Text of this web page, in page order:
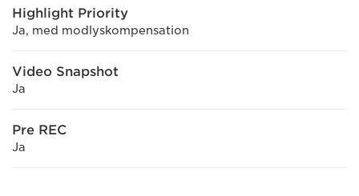
Highlight Priority
Ja, med modlyskompensation
Video Snapshot
Ja
Pre REC
Ja